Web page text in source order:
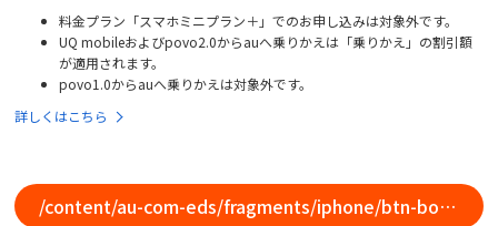
料金プラン「スマホミニプラン＋」でのお申し込みは対象外です。
UQ mobileおよびpovo2.0からauへ乗りかえは「乗りかえ」の割引額
が適用されます。
povo1.0からauへ乗りかえは対象外です。
詳しくはこちら
/content/au-com-eds/fragments/iphone/btn-bottom-nav